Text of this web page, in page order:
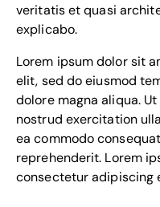
veritatis et quasi
explicabo.
Lorem ipsum dolor sit
elit, sed do eiusmod
dolore magna aliqua.
nostrud exercitation
ea commodo
reprehenderit. Lorem
consectetur adipiscing